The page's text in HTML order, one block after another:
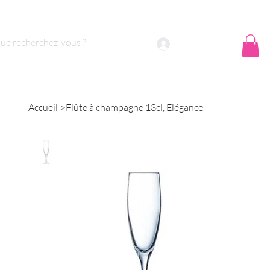
nous ?
Accueil >Flûte à champagne 13cl, Elégance